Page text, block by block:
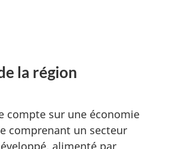
la région
compte sur une économie
comprenant un secteur
alimenté par